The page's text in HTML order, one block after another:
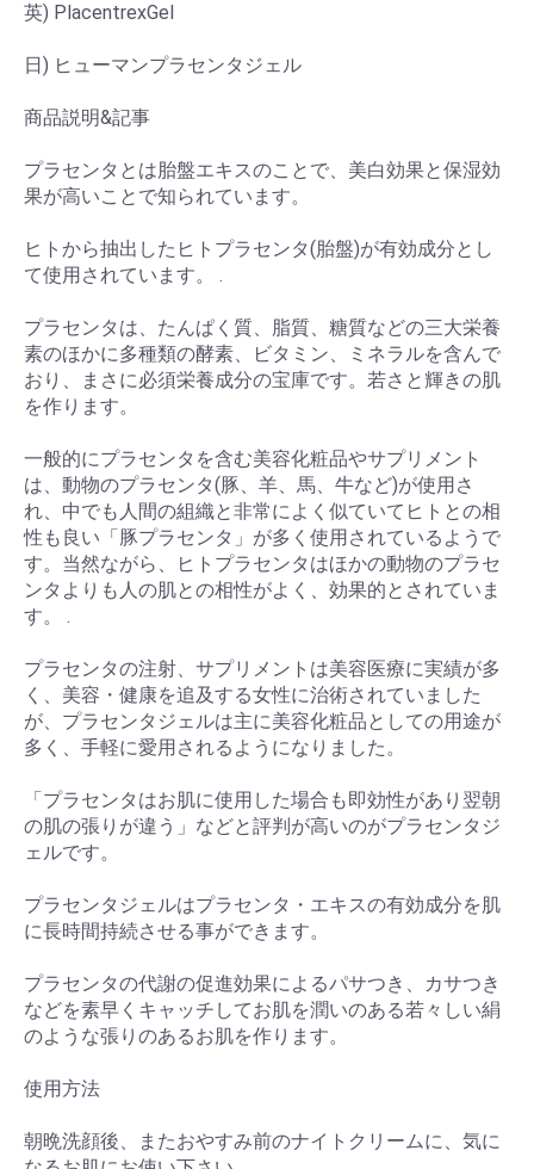
英) PlacentrexGel
日) ヒューマンプラセンタジェル
商品説明&記事
プラセンタとは胎盤エキスのことで、美白効果と保湿効
果が高いことで知られています。
ヒトから抽出したヒトプラセンタ(胎盤)が有効成分とし
て使用されています。 .
プラセンタは、たんぱく質、脂質、糖質などの三大栄養
素のほかに多種類の酵素、ビタミン、ミネラルを含んで
おり、まさに必須栄養成分の宝庫です。若さと輝きの肌
を作ります。
一般的にプラセンタを含む美容化粧品やサプリメント
は、動物のプラセンタ(豚、羊、馬、牛など)が使用さ
れ、中でも人間の組織と非常によく似ていてヒトとの相
性も良い「豚プラセンタ」が多く使用されているようで
す。当然ながら、ヒトプラセンタはほかの動物のプラセ
ンタよりも人の肌との相性がよく、効果的とされていま
す。 .
プラセンタの注射、サプリメントは美容医療に実績が多
く、美容・健康を追及する女性に治術されていました
が、プラセンタジェルは主に美容化粧品としての用途が
多く、手軽に愛用されるようになりました。
「プラセンタはお肌に使用した場合も即効性があり翌朝
の肌の張りが違う」などと評判が高いのがプラセンタジ
ェルです。
プラセンタジェルはプラセンタ・エキスの有効成分を肌
に長時間持続させる事ができます。
プラセンタの代謝の促進効果によるパサつき、カサつき
などを素早くキャッチしてお肌を潤いのある若々しい絹
のような張りのあるお肌を作ります。
使用方法
朝晩洗顔後、またおやすみ前のナイトクリームに、気に